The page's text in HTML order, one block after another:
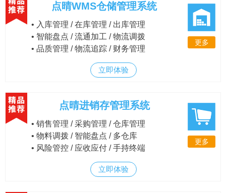
点晴WMS仓储管理系统
• 入库管理 / 在库管理 / 出库管理
• 智能盘点 / 流通加工 / 物流调拨
• 品质管理 / 物流追踪 / 财务管理
更多
立即体验
点晴进销存管理系统
• 销售管理 / 采购管理 / 仓库管理
• 物料调拨 / 智能盘点 / 多仓库
• 风险管控 / 应收应付 / 手持终端
更多
立即体验